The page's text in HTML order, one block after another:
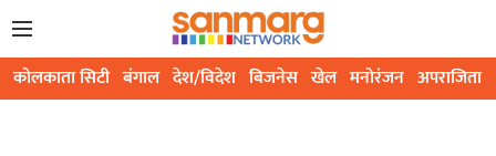
कोलकाता सिटी बंगाल देश/विदेश बिजनेस खेल मनोरंजन अपराजिता